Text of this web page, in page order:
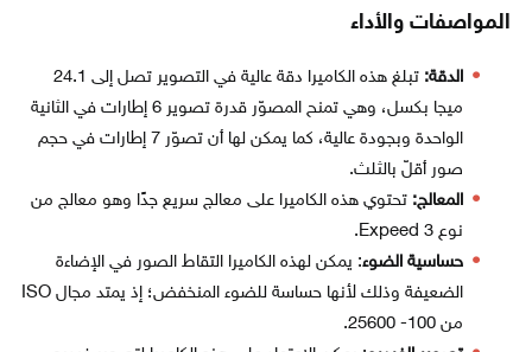
المواصفات والأداء
الدقة:
تبلغ هذه الكاميرا دقة عالية في التصوير تصل إلى 24.1
ميجا بكسل، وهي تمنح المصوّر قدرة تصوير 6 إطارات في الثانية
الواحدة وبجودة عالية، كما يمكن لها أن تصوّر 7 إطارات في حجم
صور أقلّ بالثلث.
المعالج: تحتوي هذه الكاميرا على معالج سريع جدًا وهو معالج من
نوع Expeed 3.
حساسية الضوء: يمكن لهذه الكاميرا التقاط الصور في الإضاءة
الضعيفة وذلك لأنها حساسة للضوء المنخفض؛ إذ يمتد مجال ISO
من 100- 25600.